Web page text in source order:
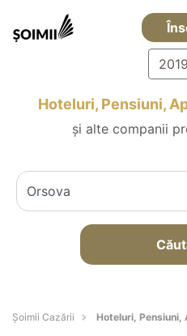
2019
Hoteluri, Pensiuni,
și alte companii
Șoimii Cazării Hoteluri, Pensiuni,